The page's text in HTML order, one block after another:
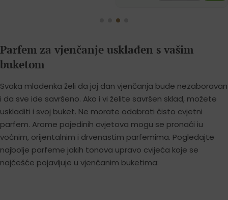
Parfem za vjenčanje usklađen s vašim
buketom
Svaka mladenka želi da joj dan vjenčanja bude nezaboravan
i da sve ide savršeno. Ako i vi želite savršen sklad, možete
uskladiti i svoj buket. Ne morate odabrati čisto cvjetni
parfem. Arome pojedinih cvjetova mogu se pronaći iu
voćnim, orijentalnim i drvenastim parfemima. Pogledajte
najbolje parfeme jakih tonova upravo cvijeća koje se
najčešće pojavljuje u vjenčanim buketima: